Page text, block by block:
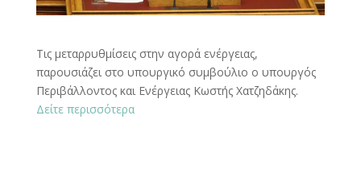
Τις μεταρρυθμίσεις στην αγορά ενέργειας,
παρουσιάζει στο υπουργικό συμβούλιο ο υπουργός
Περιβάλλοντος και Ενέργειας Κωστής Χατζηδάκης.
Δείτε περισσότερα